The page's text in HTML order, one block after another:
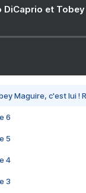
DiCaprio et
Maguire, c'est lui !
6
5
4
3